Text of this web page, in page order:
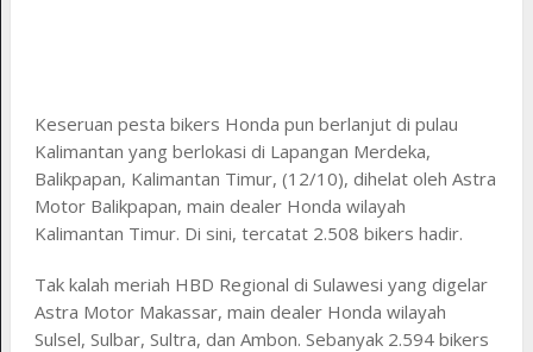
Keseruan pesta bikers Honda pun berlanjut di pulau
Kalimantan yang berlokasi di Lapangan Merdeka,
Balikpapan, Kalimantan Timur, (12/10), dihelat oleh Astra
Motor Balikpapan, main dealer Honda wilayah
Kalimantan Timur. Di sini, tercatat 2.508 bikers hadir.
Tak kalah meriah HBD Regional di Sulawesi yang digelar
Astra Motor Makassar, main dealer Honda wilayah
Sulsel, Sulbar, Sultra, dan Ambon. Sebanyak 2.594 bikers